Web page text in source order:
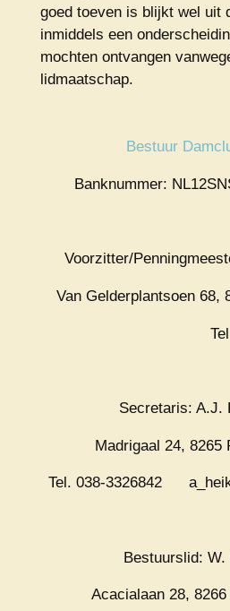
goed toeven is blijkt wel uit
inmiddels een
mochten ontvangen
lidmaatschap.
Bestuur
Banknummer:
Voorzitter/
Van Gelderplantsoen 68,
Tel. 06 -
Secretaris: A.J.
Madrigaal 24, 8265
Tel. 038-3326842
Bestuurslid: W.
Acacialaan 28,